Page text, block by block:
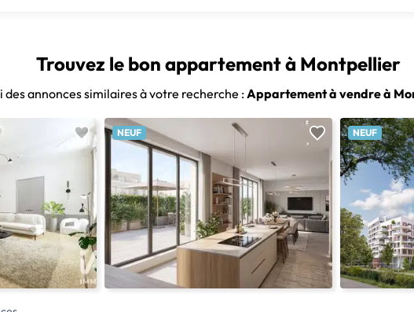
Trouvez le bon appartement à Montpellier
des annonces similaires à votre recherche :Appartement à vendre à
NEUF NEUF